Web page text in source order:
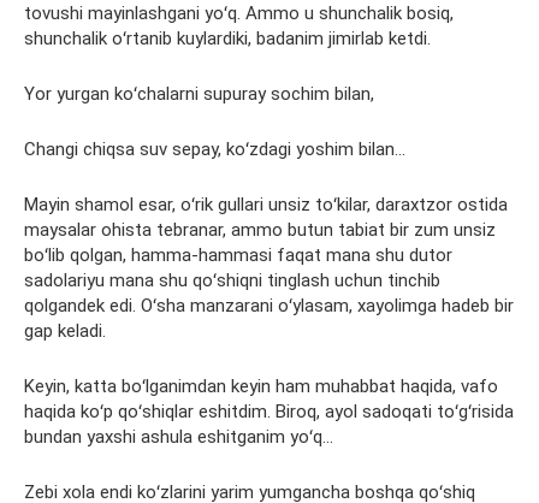
tovushi mayinlashgani yoʻq. Ammo u shunchalik bosiq,
shunchalik oʻrtanib kuylardiki, badanim jimirlab ketdi.
Yor yurgan koʻchalarni supuray sochim bilan,
Changi chiqsa suv sepay, koʻzdagi yoshim bilan…
Mayin shamol esar, oʻrik gullari unsiz toʻkilar, daraxtzor ostida
maysalar ohista tebranar, ammo butun tabiat bir zum unsiz
boʻlib qolgan, hamma-hammasi faqat mana shu dutor
sadolariyu mana shu qoʻshiqni tinglash uchun tinchib
qolgandek edi. Oʻsha manzarani oʻylasam, xayolimga hadeb bir
gap keladi.
Keyin, katta boʻlganimdan keyin ham muhabbat haqida, vafo
haqida koʻp qoʻshiqlar eshitdim. Biroq, ayol sadoqati toʻgʻrisida
bundan yaxshi ashula eshitganim yoʻq…
Zebi xola endi koʻzlarini yarim yumgancha boshqa qoʻshiq